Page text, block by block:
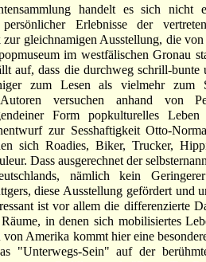
handelt es sich nicht
Erlebnisse der
gleichnamigen Ausstellung, die
im westfälischen Gronau
auf, dass die durchweg schrill-bunte
zum Lesen als vielmehr zum
versuchen anhand von
Form popkulturelles
zur Sesshaftigkeit Otto-
sich Roadies, Biker, Trucker,
Dass ausgerechnet der
nämlich kein
diese Ausstellung gefördert und
ist vor allem die differenzierte
in denen sich mobilisiertes
von Amerika kommt hier eine
"Unterwegs-Sein" auf der